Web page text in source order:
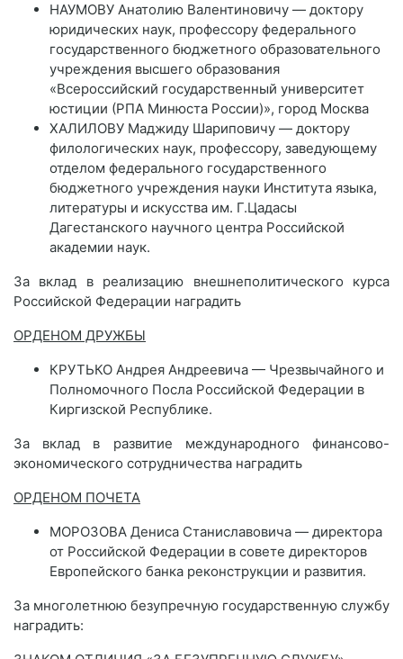
НАУМОВУ Анатолию Валентиновичу — доктору
юридических наук, профессору федерального
государственного бюджетного образовательного
учреждения высшего образования
«Всероссийский государственный университет
юстиции (РПА Минюста России)», город Москва
ХАЛИЛОВУ Маджиду Шариповичу — доктору
филологических наук, профессору, заведующему
отделом федерального государственного
бюджетного учреждения науки Института языка,
литературы и искусства им. Г.Цадасы
Дагестанского научного центра Российской
академии наук.
За вклад в реализацию внешнеполитического курса
Российской Федерации наградить
ОРДЕНОМ ДРУЖБЫ
КРУТЬКО Андрея Андреевича — Чрезвычайного и
Полномочного Посла Российской Федерации в
Киргизской Республике.
За вклад в развитие международного финансово-
экономического сотрудничества наградить
ОРДЕНОМ ПОЧЕТА
МОРОЗОВА Дениса Станиславовича — директора
от Российской Федерации в совете директоров
Европейского банка реконструкции и развития.
За многолетнюю безупречную государственную службу
наградить: